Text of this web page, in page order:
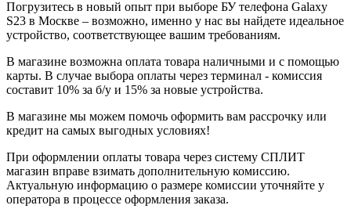
Погрузитесь в новый опыт при выборе БУ телефона Galaxy
S23 в Москве – возможно, именно у нас вы найдете идеальное
устройство, соответствующее вашим требованиям.
В магазине возможна оплата товара наличными и с помощью
карты. В случае выбора оплаты через терминал - комиссия
составит 10% за б/у и 15% за новые устройства.
В магазине мы можем помочь оформить вам рассрочку или
кредит на самых выгодных условиях!
При оформлении оплаты товара через систему СПЛИТ
магазин вправе взимать дополнительную комиссию.
Актуальную информацию о размере комиссии уточняйте у
оператора в процессе оформления заказа.